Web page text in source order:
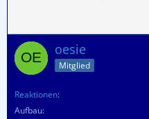
oesie
Mitglied
Reaktionen
Aufbau